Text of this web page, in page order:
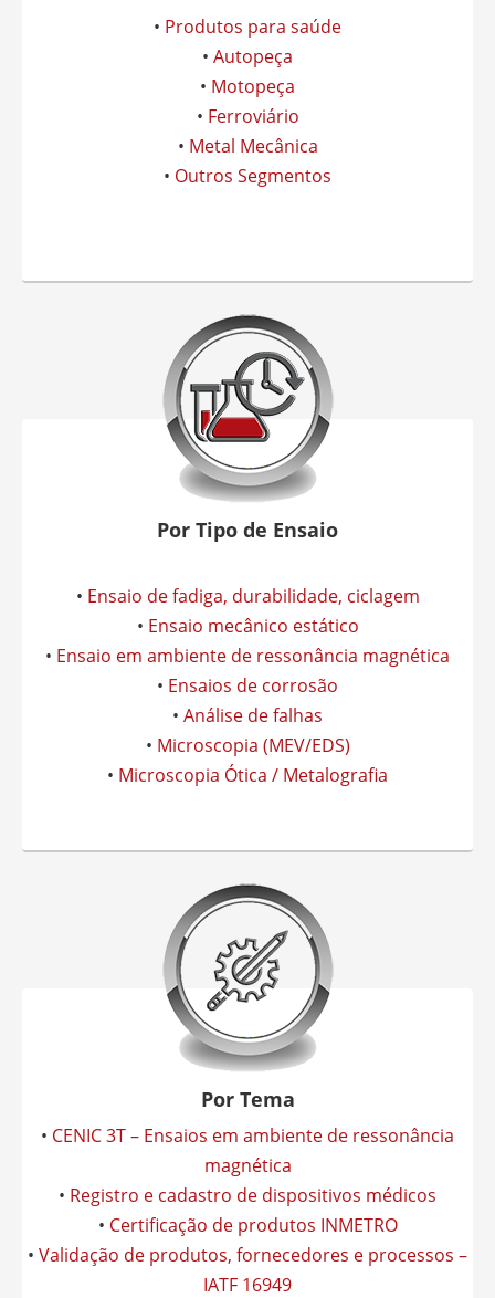
• Produtos para saúde
• Autopeça
• Motopeça
• Ferroviário
• Metal Mecânica
• Outros Segmentos
Por Tipo de Ensaio
• Ensaio de fadiga, durabilidade, ciclagem
• Ensaio mecânico estático
• Ensaio em ambiente de ressonância magnética
• Ensaios de corrosão
• Análise de falhas
• Microscopia (MEV/EDS)
• Microscopia Ótica / Metalografia
Por Tema
• CENIC 3T – Ensaios em ambiente de ressonância
magnética
• Registro e cadastro de dispositivos médicos
• Certificação de produtos INMETRO
• Validação de produtos, fornecedores e processos –
IATF 16949